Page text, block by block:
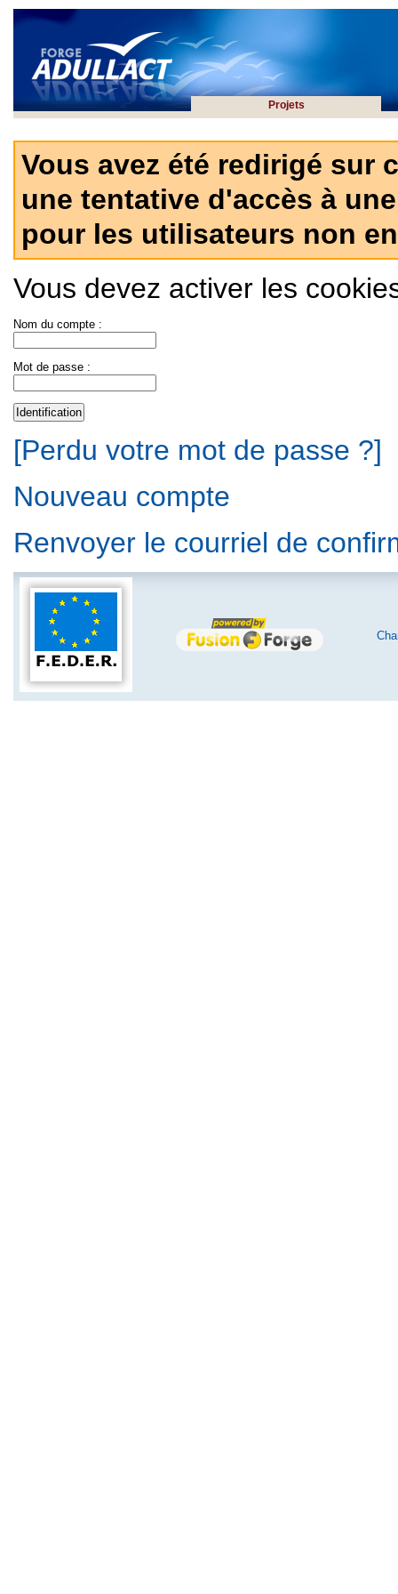
Projets
Vous avez été redirigé sur
une tentative d'accès à
pour les utilisateurs non
Vous devez activer les
Nom du compte :
Mot de passe :
[Perdu votre mot de passe ?]
Nouveau compte
Renvoyer le courriel de